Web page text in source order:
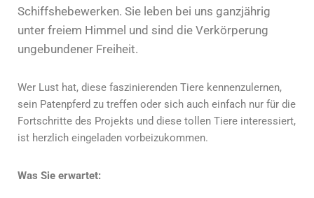
Schiffshebewerken. Sie leben bei uns ganzjährig
unter freiem Himmel und sind die Verkörperung
ungebundener Freiheit.
Wer Lust hat, diese faszinierenden Tiere kennenzulernen,
sein Patenpferd zu treffen oder sich auch einfach nur für die
Fortschritte des Projekts und diese tollen Tiere interessiert,
ist herzlich eingeladen vorbeizukommen.
Was Sie erwartet: